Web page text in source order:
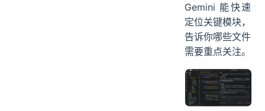
Gemini 能快速
定位关键模块，
告诉你哪些文件
需要重点关注。